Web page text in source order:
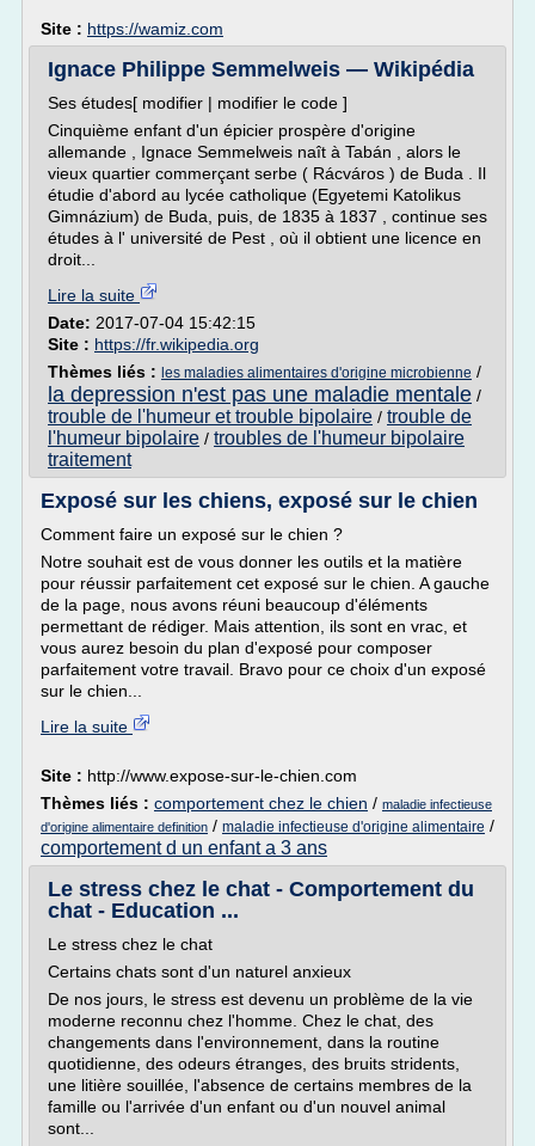
Site : https://wamiz.com
Ignace Philippe Semmelweis — Wikipédia
Ses études[ modifier | modifier le code ]
Cinquième enfant d'un épicier prospère d'origine
allemande , Ignace Semmelweis naît à Tabán , alors le
vieux quartier commerçant serbe ( Rácváros ) de Buda . Il
étudie d'abord au lycée catholique (Egyetemi Katolikus
Gimnázium) de Buda, puis, de 1835 à 1837 , continue ses
études à l' université de Pest , où il obtient une licence en
droit...
Lire la suite
Date: 2017-07-04 15:42:15
Site : https://fr.wikipedia.org
Thèmes liés : les maladies alimentaires d'origine microbienne /
la depression n'est pas une maladie mentale /
trouble de l'humeur et trouble bipolaire / trouble de
l'humeur bipolaire / troubles de l'humeur bipolaire
traitement
Exposé sur les chiens, exposé sur le chien
Comment faire un exposé sur le chien ?
Notre souhait est de vous donner les outils et la matière
pour réussir parfaitement cet exposé sur le chien. A gauche
de la page, nous avons réuni beaucoup d'éléments
permettant de rédiger. Mais attention, ils sont en vrac, et
vous aurez besoin du plan d'exposé pour composer
parfaitement votre travail. Bravo pour ce choix d'un exposé
sur le chien...
Lire la suite
Site : http://www.expose-sur-le-chien.com
Thèmes liés : comportement chez le chien / maladie infectieuse
d'origine alimentaire definition / maladie infectieuse d'origine alimentaire /
comportement d un enfant a 3 ans
Le stress chez le chat - Comportement du
chat - Education ...
Le stress chez le chat
Certains chats sont d'un naturel anxieux
De nos jours, le stress est devenu un problème de la vie
moderne reconnu chez l'homme. Chez le chat, des
changements dans l'environnement, dans la routine
quotidienne, des odeurs étranges, des bruits stridents,
une litière souillée, l'absence de certains membres de la
famille ou l'arrivée d'un enfant ou d'un nouvel animal
sont...